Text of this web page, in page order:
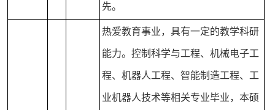
先。
热爱教育事业，具有一定的教学科研
能力。控制科学与工程、机械电子工
程、机器人工程、智能制造工程、工
业机器人技术等相关专业毕业，本硕